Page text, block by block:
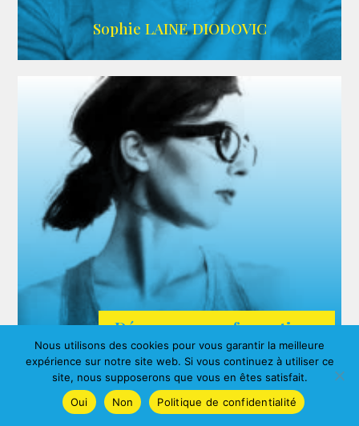
WIKIPEDIA
Sophie LAINE DIODOVIC
ARDA
Agnes ALBERNY
Découvrez nos formations
Nous utilisons des cookies pour vous garantir la meilleure
expérience sur notre site web. Si vous continuez à utiliser ce
site, nous supposerons que vous en êtes satisfait.
Oui
Non Politique de confidentialité